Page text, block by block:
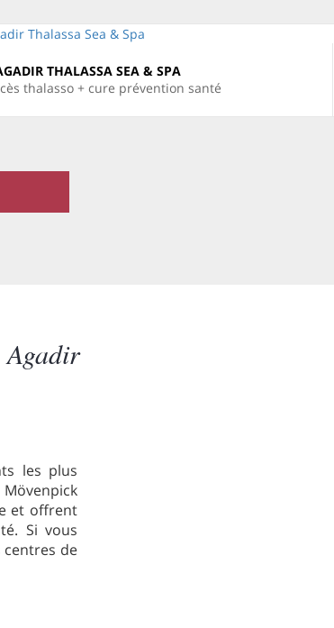
THALASSA SEA & SPA
thalasso + cure prévention santé
Agadir
les plus
et offrent
Si vous
centres de